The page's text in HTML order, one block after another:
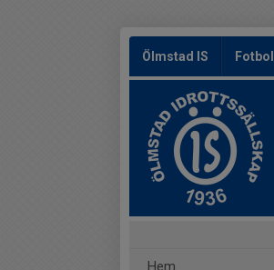
Ölmstad IS Fotboll
Hem